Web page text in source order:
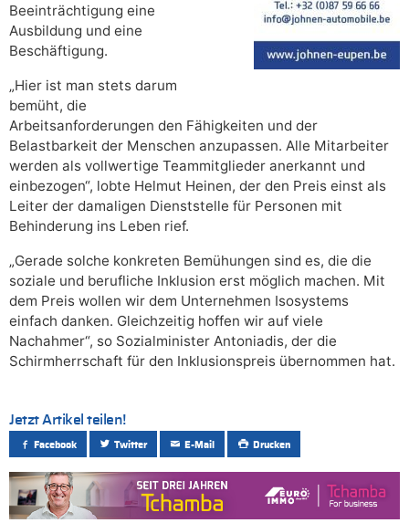
Beeinträchtigung eine
Ausbildung und eine
Beschäftigung.
„Hier ist man stets darum
bemüht, die
Arbeitsanforderungen den Fähigkeiten und der
Belastbarkeit der Menschen anzupassen. Alle Mitarbeiter
werden als vollwertige Teammitglieder anerkannt und
einbezogen“, lobte Helmut Heinen, der den Preis einst als
Leiter der damaligen Dienststelle für Personen mit
Behinderung ins Leben rief.
„Gerade solche konkreten Bemühungen sind es, die die
soziale und berufliche Inklusion erst möglich machen. Mit
dem Preis wollen wir dem Unternehmen Isosystems
einfach danken. Gleichzeitig hoffen wir auf viele
Nachahmer“, so Sozialminister Antoniadis, der die
Schirmherrschaft für den Inklusionspreis übernommen hat.
Jetzt Artikel teilen!
Facebook Twitter E-Mail Drucken